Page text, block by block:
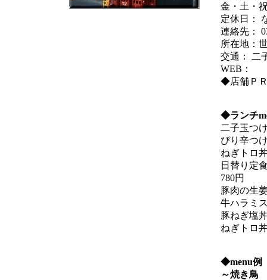
金・土・
定休日：
連絡先：
所在地：
交通： 二
WEB：
◆店舗Ｐ
◆ランチ
二子玉つ
ぴり辛つ
ねぎトロ
日替り定
780円
豚肉の生
牛ハラミ
豚ねぎ塩
ねぎトロ
◆menu例
～焼き鳥